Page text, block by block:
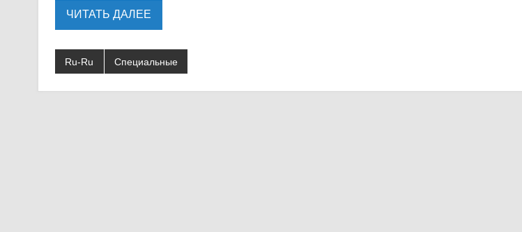
ЧИТАТЬ ДАЛЕЕ
Ru-Ru Специальные